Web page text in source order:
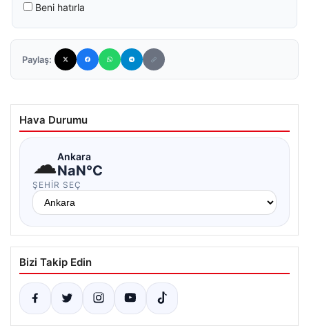
Beni hatırla
Paylaş:
Hava Durumu
☁Ankara
NaN°C
ŞEHIR SEÇ
Bizi Takip Edin